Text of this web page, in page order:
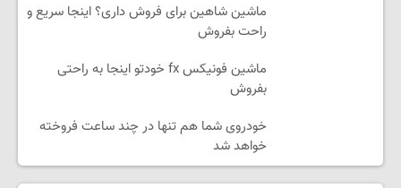
ماشین شاهین برای فروش داری؟ اینجا سریع و
راحت بفروش
ماشین فونیکس fx خودتو اینجا به راحتی
بفروش
خودروی شما هم تنها در چند ساعت فروخته
خواهد شد